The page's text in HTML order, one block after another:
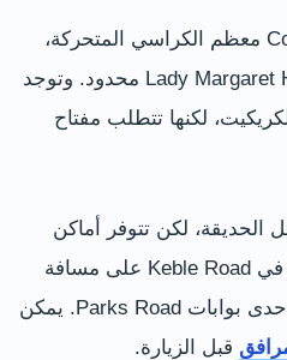
لا يناسب مدخل Cox’s Corner معظم الكراسي المتحركة،
كما أن الدخول من بوابة Lady Margaret Hall محدود. وتوجد
لكنها تتطلب مفتاح
لكن تتوفر أماكن
عامة لحاملي الشارة الزرقاء في Keble Road على مسافة
تقل عن 200 متر تقريبًا من إحدى بوابات Parks Road. يمكن
قبل الزيارة.